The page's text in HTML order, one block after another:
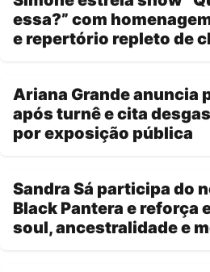
essa?” com
e repertório repleto de
Ariana Grande anuncia
após turnê e cita
por exposição pública
Sandra Sá participa do
Black Pantera e reforça
soul, ancestralidade e